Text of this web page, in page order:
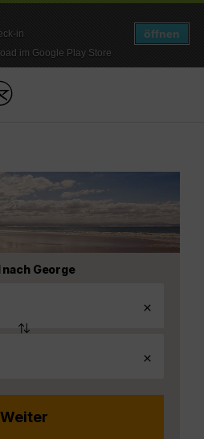
in
im Google Play Store
öffnen
George